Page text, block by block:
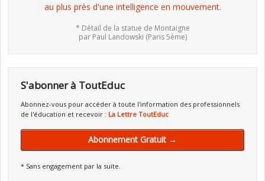
au plus près d'une intelligence en mouvement.
* Détail de la statue de Montaigne
par Paul Landowski (Paris 5ème)
S'abonner à ToutEduc
Abonnez-vous pour accéder à toute l'information des professionnels
de l'éducation et recevoir : La Lettre ToutEduc
Abonnement Gratuit →
* Sans engagement par la suite.